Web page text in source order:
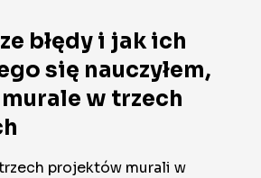
błędy i jak ich
się nauczyłem,
w trzech
projektów murali w